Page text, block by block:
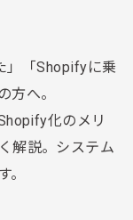
」「Shopifyに乗
方へ。
化のメリ
解説。システム
。